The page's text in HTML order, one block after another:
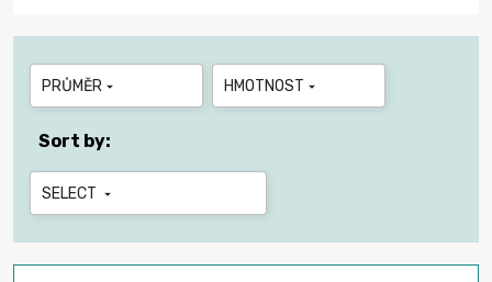
PRŮMĚR  HMOTNOST 
Sort by:
SELECT 